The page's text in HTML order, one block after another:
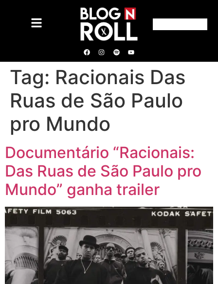
Tag: Racionais Das
Ruas de São Paulo
pro Mundo
Documentário “Racionais:
Das Ruas de São Paulo pro
Mundo” ganha trailer